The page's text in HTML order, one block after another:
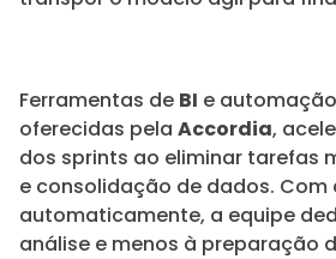
Ferramentas de BI e
oferecidas pela Accordia,
dos sprints ao eliminar tarefas
e consolidação de dados.
automaticamente, a equipe
análise e menos à preparação